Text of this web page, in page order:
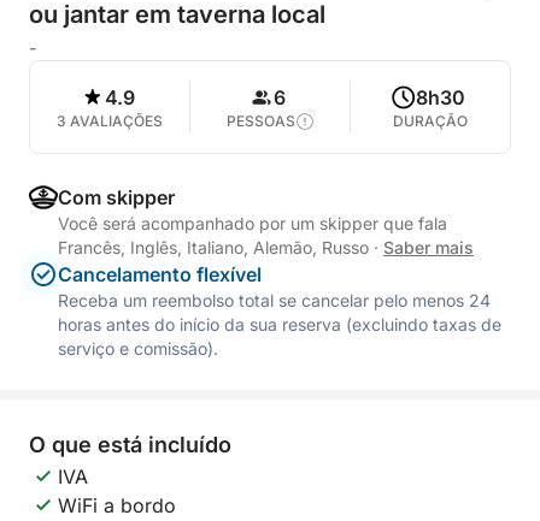
ou jantar em taverna local
-
4.9
3 AVALIAÇÕES
6
PESSOAS
8h30
DURAÇÃO
Com skipper
Você será acompanhado por um skipper que fala
Francês, Inglês, Italiano, Alemão, Russo · Saber mais
Cancelamento flexível
Receba um reembolso total se cancelar pelo menos 24
horas antes do início da sua reserva (excluindo taxas de
serviço e comissão).
O que está incluído
IVA
WiFi a bordo